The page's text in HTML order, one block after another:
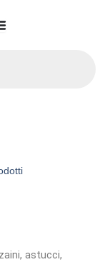
astucci,